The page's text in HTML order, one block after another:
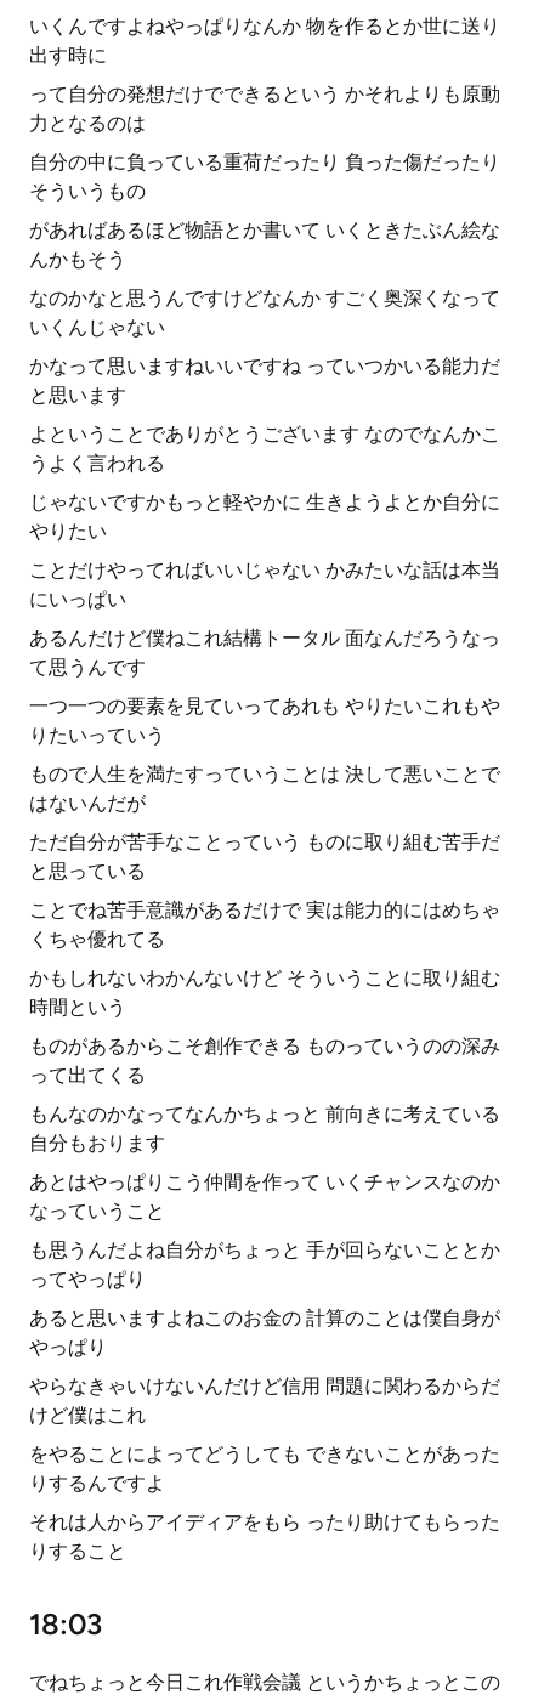
いくんですよねやっぱりなんか 物を作るとか世に送り
出す時に
って自分の発想だけでできるという かそれよりも原動
力となるのは
自分の中に負っている重荷だったり 負った傷だったり
そういうもの
があればあるほど物語とか書いて いくときたぶん絵な
んかもそう
なのかなと思うんですけどなんか すごく奥深くなって
いくんじゃない
かなって思いますねいいですね っていつかいる能力だ
と思います
よということでありがとうございます なのでなんかこ
うよく言われる
じゃないですかもっと軽やかに 生きようよとか自分に
やりたい
ことだけやってればいいじゃない かみたいな話は本当
にいっぱい
あるんだけど僕ねこれ結構トータル 面なんだろうなっ
て思うんです
一つ一つの要素を見ていってあれも やりたいこれもや
りたいっていう
もので人生を満たすっていうことは 決して悪いことで
はないんだが
ただ自分が苦手なことっていう ものに取り組む苦手だ
と思っている
ことでね苦手意識があるだけで 実は能力的にはめちゃ
くちゃ優れてる
かもしれないわかんないけど そういうことに取り組む
時間という
ものがあるからこそ創作できる ものっていうのの深み
って出てくる
もんなのかなってなんかちょっと 前向きに考えている
自分もおります
あとはやっぱりこう仲間を作って いくチャンスなのか
なっていうこと
も思うんだよね自分がちょっと 手が回らないこととか
ってやっぱり
あると思いますよねこのお金の 計算のことは僕自身が
やっぱり
やらなきゃいけないんだけど信用 問題に関わるからだ
けど僕はこれ
をやることによってどうしても できないことがあった
りするんですよ
それは人からアイディアをもら ったり助けてもらった
りすること
18:03
でねちょっと今日これ作戦会議 というかちょっとこの